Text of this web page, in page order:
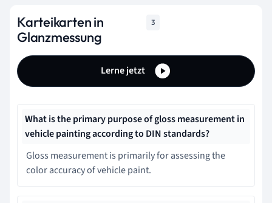
Karteikarten in
Glanzmessung
3
Lerne jetzt
What is the primary purpose of gloss measurement in
vehicle painting according to DIN standards?
Gloss measurement is primarily for assessing the
color accuracy of vehicle paint.